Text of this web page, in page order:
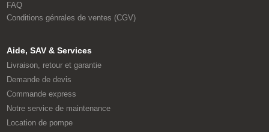
FAQ
Conditions génrales de ventes (CGV)
Aide, SAV & Services
Livraison, retour et garantie
Demande de devis
Commande express
Notre service de maintenance
Location de pompe